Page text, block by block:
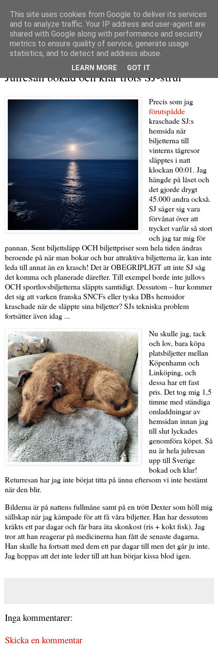
Julresan bokad och klar trots SJ-strul
Precis som jag
förutspådde
kraschade SJ:s
hemsida när
biljetterna till
vinterns tågresor
släpptes i natt
klockan 00:01. Jag
hängde på låset och
det gjorde drygt
45.000 andra också.
SJ säger sig vara
förvånat över att
trycket var/är så stort
och jag tar mig för
pannan. Sent biljettsläpp OCH biljettpriser som hela tiden ändras
beroende på när man bokar och hur attraktiva biljetterna är, kan inte
leda till annat än en krasch! Det är OBEGRIPLIGT att inte SJ såg
det komma och planerade därefter. Till exempel borde inte jullovs
OCH sportlovsbiljetterna släppts samtidigt. Dessutom – hur kommer
det sig att varken franska SNCFs eller tyska DBs hemsidor
kraschade när de släppte sina biljetter? SJs tekniska problem
fortsätter även idag ...
Nu skulle jag, tack
och lov, bara köpa
platsbiljetter mellan
Köpenhamn och
Linköping, och
dessa har ett fast
pris. Det tog mig 1,5
timme med ständiga
omladdningar av
hemsidan innan jag
till slut lyckades
genomföra köpet. Så
nu är hela julresan
upp till Sverige
bokad och klar!
Returresan har jag inte börjat titta på ännu eftersom vi inte bestämt
när den blir.
Bilderna är på nattens fullmåne samt på en trött Dexter som höll mig
sällskap när jag kämpade för att få våra biljetter. Han har dessutom
kräkts ett par dagar och får bara äta skonkost (ris + kokt fisk). Jag
tror att han reagerar på medicinerna han fått de senaste dagarna.
Han skulle ha fortsatt med dem ett par dagar till men det går ju inte.
Jag hoppas att det inte leder till att han börjar kissa blod igen.
Inga kommentarer:
Skicka en kommentar
This site uses cookies from Google to deliver its services
and to analyze traffic. Your IP address and user-agent are
shared with Google along with performance and security
metrics to ensure quality of service, generate usage
statistics, and to detect and address abuse.
LEARN MORE GOT IT